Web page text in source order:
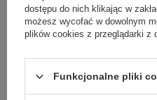
Opinie ( 3)
Zakończenie roku: zestaw
dostępu do nich klikając w
możesz wycofać w dowolnym
plików cookies z przeglądarki z
Funkcjonalne pliki